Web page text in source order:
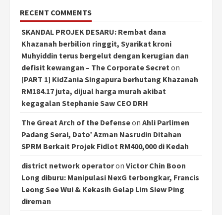
RECENT COMMENTS
SKANDAL PROJEK DESARU: Rembat dana
Khazanah berbilion ringgit, Syarikat kroni
Muhyiddin terus bergelut dengan kerugian dan
defisit kewangan – The Corporate Secreton
[PART 1] KidZania Singapura berhutang Khazanah
RM184.17 juta, dijual harga murah akibat
kegagalan Stephanie Saw CEO DRH
The Great Arch of the Defenseon Ahli Parlimen
Padang Serai, Dato’ Azman Nasrudin Ditahan
SPRM Berkait Projek Fidlot RM400,000 di Kedah
district network operatoron Victor Chin Boon
Long diburu: Manipulasi NexG terbongkar, Francis
Leong See Wui & Kekasih Gelap Lim Siew Ping
direman